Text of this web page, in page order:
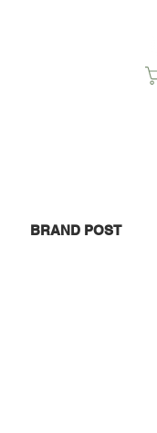
BRAND POST